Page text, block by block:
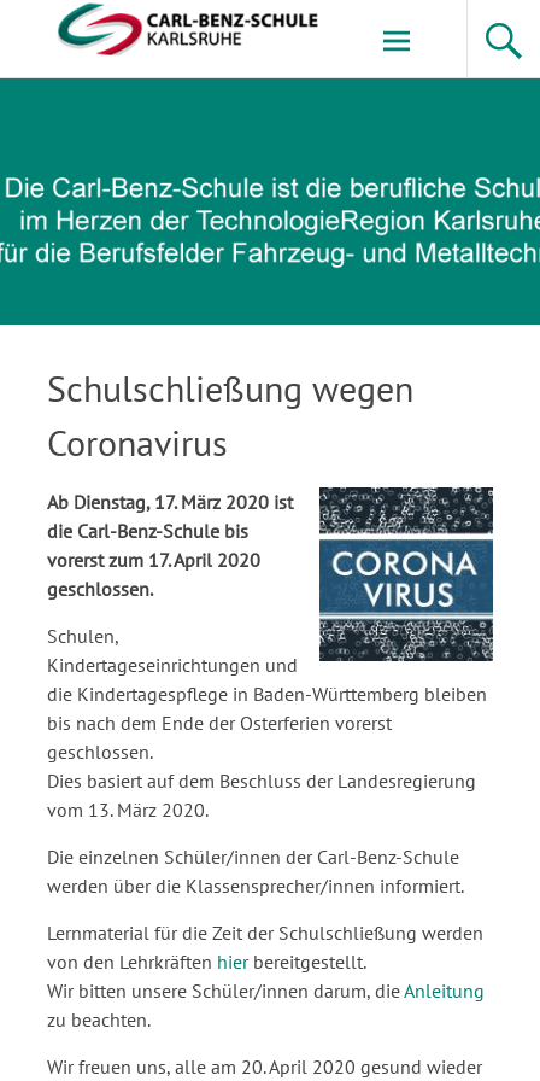
Zum
Inhalt
springen
Schulschließung wegen
Coronavirus
Ab Dienstag, 17. März 2020 ist
die Carl-Benz-Schule bis
vorerst zum 17. April 2020
geschlossen.
Schulen,
Kindertageseinrichtungen und
die Kindertagespflege in Baden-Württemberg bleiben
bis nach dem Ende der Osterferien vorerst
geschlossen.
Dies basiert auf dem Beschluss der Landesregierung
vom 13. März 2020.
Die einzelnen Schüler/innen der Carl-Benz-Schule
werden über die Klassensprecher/innen informiert.
Lernmaterial für die Zeit der Schulschließung werden
von den Lehrkräften hierbereitgestellt.
Wir bitten unsere Schüler/innen darum, dieAnleitung
zu beachten.
Wir freuen uns, alle am 20. April 2020 gesund wieder